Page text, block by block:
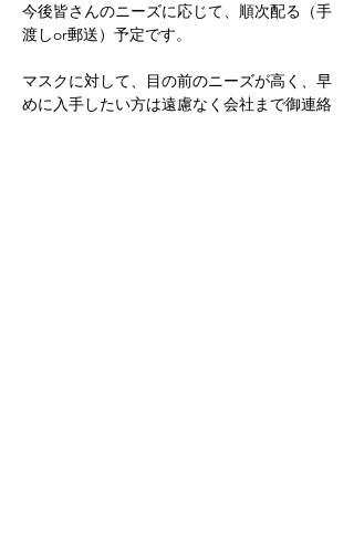
今後皆さんのニーズに応じて、順次配る（手
渡しor郵送）予定です。
マスクに対して、目の前のニーズが高く、早
めに入手したい方は遠慮なく会社まで御連絡